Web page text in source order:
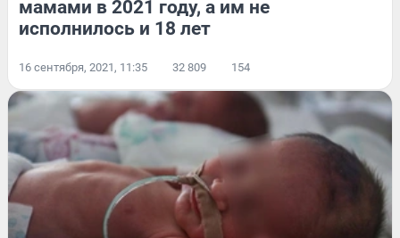
мамами в 2021 году, а им не
исполнилось и 18 лет
16 сентября, 2021, 11:35 32 809 154